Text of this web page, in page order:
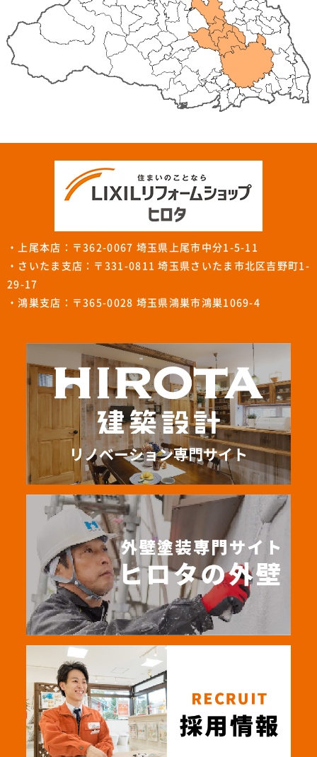
・上尾本店：〒362-0067 埼玉県上尾市中分1-5-11
・さいたま支店：〒331-0811 埼玉県さいたま市北区吉野町1-
29-17
・鴻巣支店：〒365-0028 埼玉県鴻巣市鴻巣1069-4